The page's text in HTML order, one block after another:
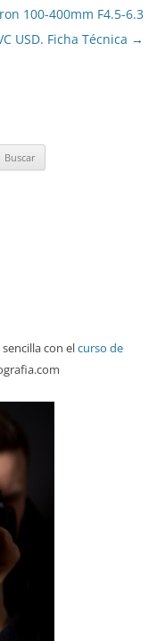
100-400mm F4.5-6.3
USD. Ficha Técnica →
con elcurso de